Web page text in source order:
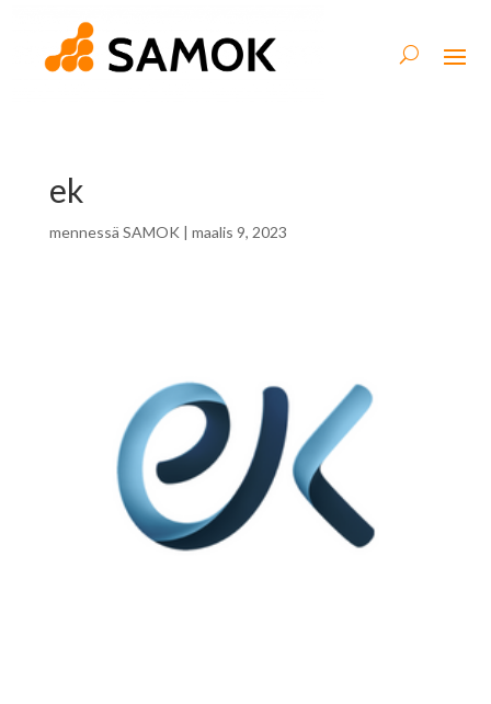
ek
mennessä SAMOK | maalis 9, 2023